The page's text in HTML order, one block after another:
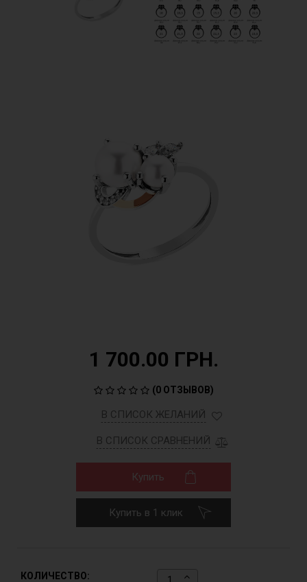
1 700.00 ГРН.
(0 ОТЗЫВОВ)
В СПИСОК ЖЕЛАНИЙ
В СПИСОК СРАВНЕНИЙ
Купить
Купить в 1 клик
КОЛИЧЕСТВО: